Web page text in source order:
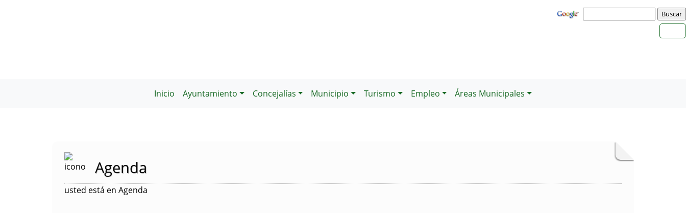
Inicio Ayuntamiento Concejalías Municipio Turismo Empleo Áreas Municipales
Agenda
usted está en Agenda